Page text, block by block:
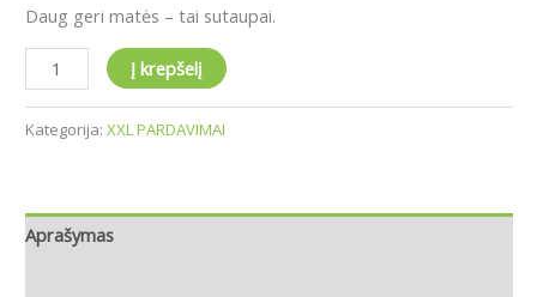
Daug geri matės – tai sutaupai.
Į krepšelį
Kategorija: XXL PARDAVIMAI
Aprašymas